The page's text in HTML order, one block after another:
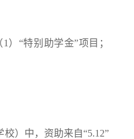
“特别助学金”项目；
）中，资助来自“5.12”